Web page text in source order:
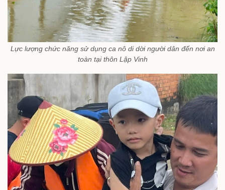
Lực lượng chức năng sử dụng ca nô di dời người dân đến nơi an
toàn tại thôn Lập Vinh